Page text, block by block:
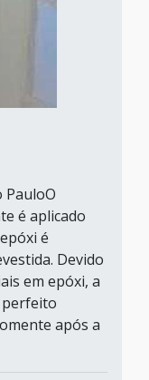
PauloO
é aplicado
é
Devido
em epóxi, a
perfeito
após a